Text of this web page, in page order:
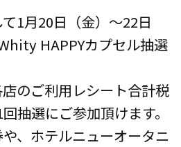
1月20日（金）～22日
HAPPYカプセル抽選
のご利用レシート合計税
抽選にご参加頂けます。
、ホテルニューオータニ